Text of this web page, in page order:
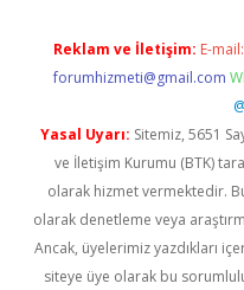
Reklam ve İletişim: E-mail:
forumhizmeti@gmail.com
Yasal Uyarı: Sitemiz, 5651
ve İletişim Kurumu (BTK)
olarak hizmet vermektedir.
olarak denetleme veya
Ancak, üyelerimiz yazdıkları
siteye üye olarak bu